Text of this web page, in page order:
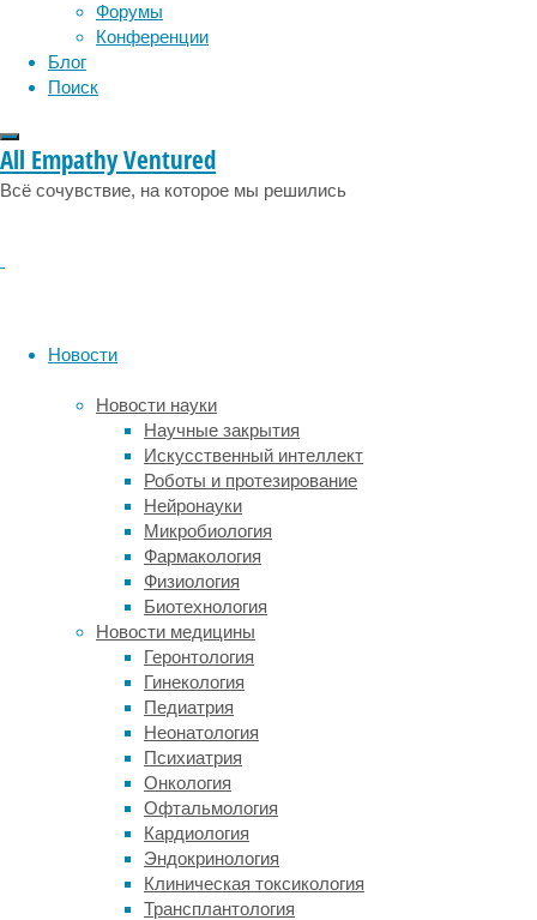
Форумы
Конференции
Блог
Поиск
All Empathy Ventured
Всё сочувствие, на которое мы решились
Новости
Новости науки
Научные закрытия
Искусственный интеллект
Роботы и протезирование
Нейронауки
Микробиология
Фармакология
Физиология
Биотехнология
Новости медицины
Геронтология
Гинекология
Педиатрия
Неонатология
Психиатрия
Онкология
Офтальмология
Кардиология
Эндокринология
Клиническая токсикология
Трансплантология
плёнкой
транспортного
средства
от
Они
о
кузов
лобовое
стекло,
оставляя
механические
повреждения.
Некоторые
из
могут
быть
незаметны,
равно
нарушают
целостность
лакокрасочного
покрытия